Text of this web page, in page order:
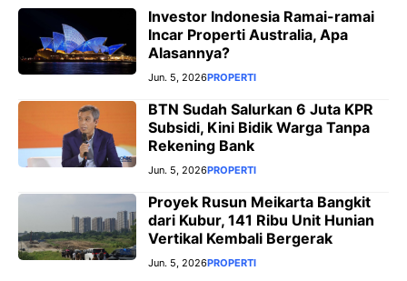
Investor Indonesia Ramai-ramai
Incar Properti Australia, Apa
Alasannya?
Jun. 5, 2026PROPERTI
BTN Sudah Salurkan 6 Juta KPR
Subsidi, Kini Bidik Warga Tanpa
Rekening Bank
Jun. 5, 2026PROPERTI
Proyek Rusun Meikarta Bangkit
dari Kubur, 141 Ribu Unit Hunian
Vertikal Kembali Bergerak
Jun. 5, 2026PROPERTI